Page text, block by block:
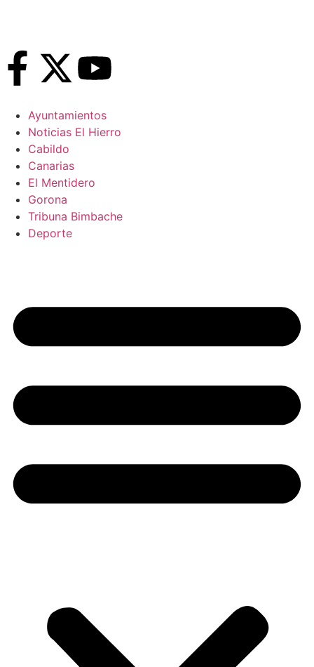
Ayuntamientos
Noticias El Hierro
Cabildo
Canarias
El Mentidero
Gorona
Tribuna Bimbache
Deporte